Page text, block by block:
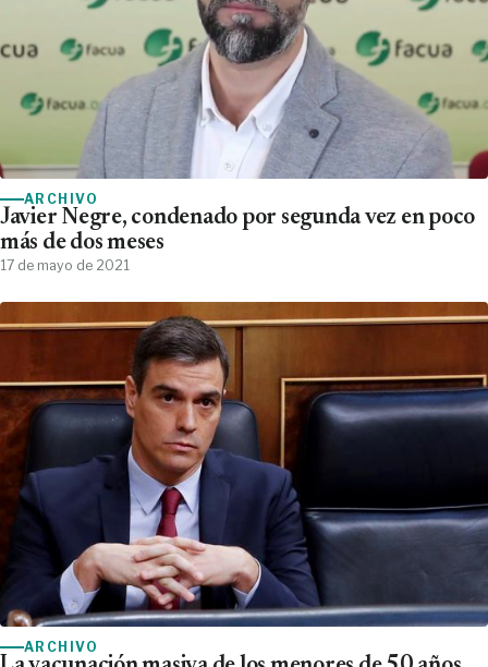
ARCHIVO
Javier Negre, condenado por segunda vez en poco
más de dos meses
17 de mayo de 2021
ARCHIVO